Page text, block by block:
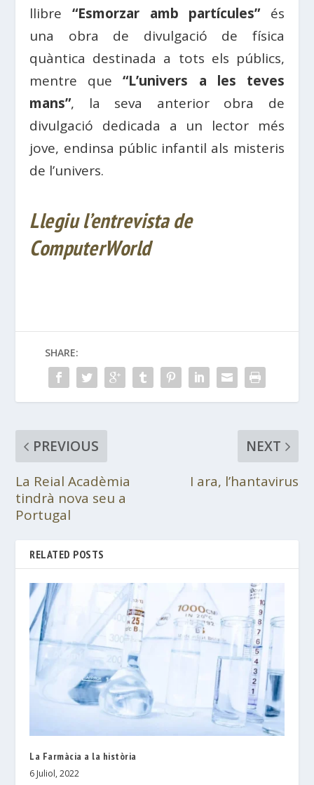
llibre “Esmorzar amb partícules”és
una obra de divulgació de física
quàntica destinada a tots els públics,
mentre que“L’univers a les teves
mans”, la seva anterior obra de
divulgació dedicada a un lector més
jove, endinsa públic infantil als misteris
de l’univers.
Llegiu l’entrevista de
ComputerWorld
SHARE:
PREVIOUS
La Reial Acadèmia
tindrà nova seu a
Portugal
NEXT
I ara, l’hantavirus
RELATED POSTS
La Farmàcia a la història
6 Juliol, 2022